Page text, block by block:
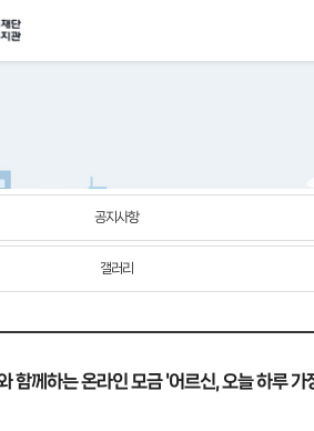
공지사항
갤러리
함께하는 온라인 모금 '어르신, 오늘 하루